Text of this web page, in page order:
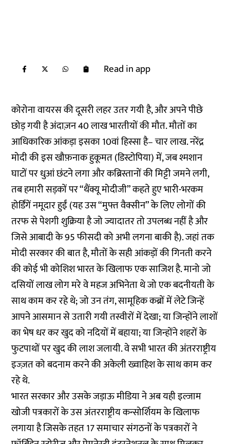
Read in app
कोरोना वायरस की दूसरी लहर उतर गयी है, और अपने पीछे
छोड़ गयी है अंदाज़न 40 लाख भारतीयों की मौत. मौतों का
आधिकारिक आंकड़ा इसका 10वां हिस्सा है– चार लाख. नरेंद्र
मोदी की इस खौफ़नाक हुकूमत (डिस्टोपिया) में, जब श्मशान
घाटों पर धुआं छंटने लगा और कब्रिस्तानों की मिट्टी जमने लगी,
तब हमारी सड़कों पर “थैंक्यू मोदीजी” कहते हुए भारी-भरकम
होर्डिंगें नमूदार हुईं (यह उस “मुफ्त वैक्सीन” के लिए लोगों की
तरफ से पेशगी शुक्रिया है जो ज्यादातर तो उपलब्ध नहीं है और
जिसे आबादी के 95 फीसदी को अभी लगना बाकी है). जहां तक
मोदी सरकार की बात है, मौतों के सही आंकड़ों की गिनती करने
की कोई भी कोशिश भारत के खिलाफ एक साजिश है. मानो जो
दसियों लाख लोग मरे वे महज अभिनेता थे जो एक बदनीयती के
साथ काम कर रहे थे; जो उन तंग, सामूहिक कब्रों में लेटे जिन्हें
आपने आसमान से उतारी गयी तस्वीरों में देखा; या जिन्होंने लाशों
का भेष धर कर खुद को नदियों में बहाया; या जिन्होंने शहरों के
फुटपाथों पर खुद की लाश जलायी. वे सभी भारत की अंतरराष्ट्रीय
इज्ज़त को बदनाम करने की अकेली ख्वाहिश के साथ काम कर
रहे थे.
भारत सरकार और उसके जड़ाऊ मीडिया ने अब यही इल्जाम
खोजी पत्रकारों के उस अंतरराष्ट्रीय कन्सोर्शियम के खिलाफ
लगाया है जिसके तहत 17 समाचार संगठनों के पत्रकारों ने